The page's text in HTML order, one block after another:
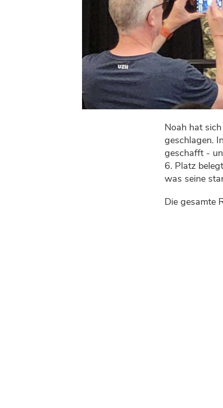
Noah hat
geschlagen.
geschafft -
6. Platz
was seine
Die gesamte